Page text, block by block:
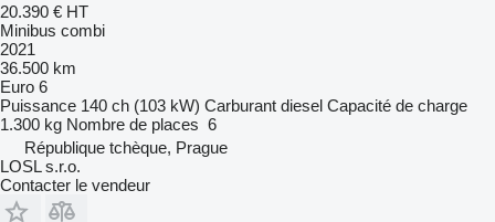
20.390 € HT
Minibus combi
2021
36.500 km
Euro 6
Puissance 140 ch (103 kW) Carburant diesel Capacité de charge
1.300 kg Nombre de places 6
République tchèque, Prague
LOSL s.r.o.
Contacter le vendeur